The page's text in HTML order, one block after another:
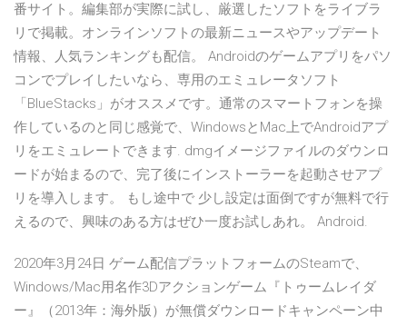
番サイト。編集部が実際に試し、厳選したソフトをライブラ
リで掲載。オンラインソフトの最新ニュースやアップデート
情報、人気ランキングも配信。 Androidのゲームアプリをパソ
コンでプレイしたいなら、専用のエミュレータソフト
「BlueStacks」がオススメです。通常のスマートフォンを操
作しているのと同じ感覚で、WindowsとMac上でAndroidアプ
リをエミュレートできます. dmgイメージファイルのダウンロ
ードが始まるので、完了後にインストーラーを起動させアプ
リを導入します。 もし途中で 少し設定は面倒ですが無料で行
えるので、興味のある方はぜひ一度お試しあれ。 Android.
2020年3月24日 ゲーム配信プラットフォームのSteamで、
Windows/Mac用名作3Dアクションゲーム『トゥームレイダ
ー』（2013年：海外版）が無償ダウンロードキャンペーン中